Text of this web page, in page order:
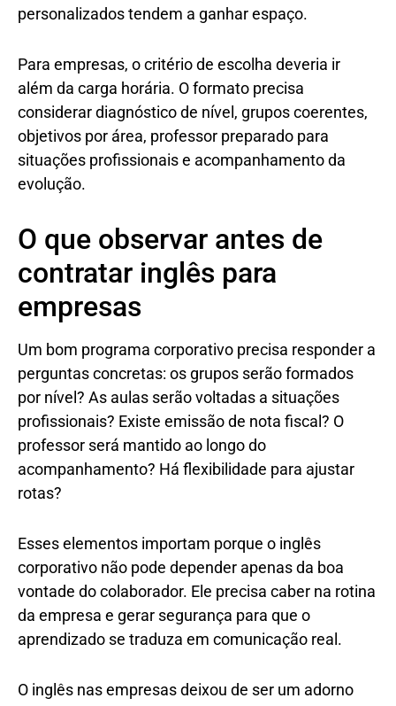
personalizados tendem a ganhar espaço.
Para empresas, o critério de escolha deveria ir
além da carga horária. O formato precisa
considerar diagnóstico de nível, grupos coerentes,
objetivos por área, professor preparado para
situações profissionais e acompanhamento da
evolução.
O que observar antes de
contratar inglês para
empresas
Um bom programa corporativo precisa responder a
perguntas concretas: os grupos serão formados
por nível? As aulas serão voltadas a situações
profissionais? Existe emissão de nota fiscal? O
professor será mantido ao longo do
acompanhamento? Há flexibilidade para ajustar
rotas?
Esses elementos importam porque o inglês
corporativo não pode depender apenas da boa
vontade do colaborador. Ele precisa caber na rotina
da empresa e gerar segurança para que o
aprendizado se traduza em comunicação real.
O inglês nas empresas deixou de ser um adorno